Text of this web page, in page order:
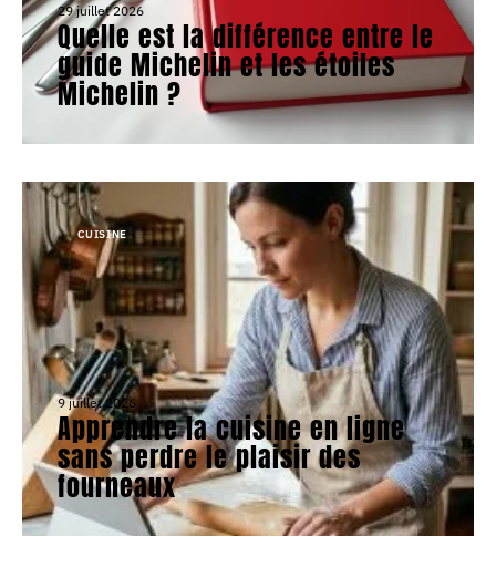
29 juillet 2026
Quelle est la différence entre le
guide Michelin et les étoiles
Michelin ?
CUISINE
9 juillet 2026
Apprendre la cuisine en ligne
sans perdre le plaisir des
fourneaux